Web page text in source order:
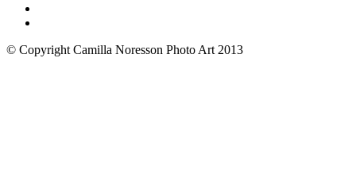
© Copyright Camilla Noresson Photo Art 2013